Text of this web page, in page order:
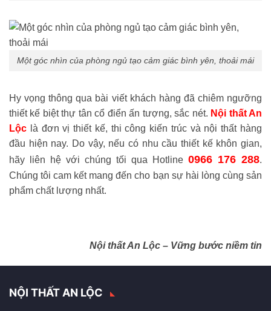
Một góc nhìn của phòng ngủ tạo cảm giác bình yên, thoải mái
Hy vọng thông qua bài viết khách hàng đã chiêm ngưỡng
thiết kế biệt thự tân cổ điển ấn tượng, sắc nét. Nội thất An
Lộc là đơn vị thiết kế, thi công kiến trúc và nội thất hàng
đầu hiện nay. Do vậy, nếu có nhu cầu thiết kế khôn gian,
hãy liên hệ với chúng tối qua Hotline 0966 176 288.
Chúng tôi cam kết mang đến cho bạn sự hài lòng cùng sản
phẩm chất lượng nhất.
Nội thất An Lộc – Vững bước niềm tin
NỘI THẤT AN LỘC